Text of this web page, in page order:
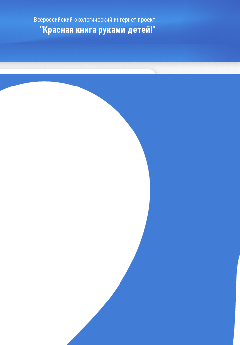
Всероссийский экологический интернет-проект
"Красная книга руками детей!"